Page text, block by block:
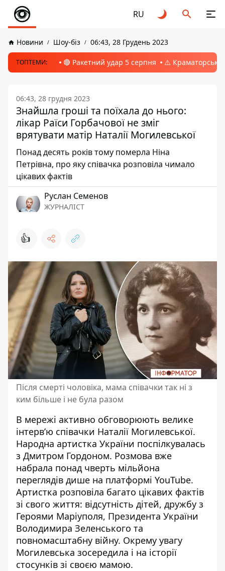
RU
Новини Шоу-біз 06:43, 28 Грудень 2023
ТОПТЕМИ: 🔴 Ракетний удар 5 серпня ⚠️ Краматорськ,
06:43, 28 грудня 2023
Знайшла гроші та поїхала до нього:
лікар Раїси Горбачової не зміг
врятувати матір Наталії Могилевської
Понад десять років тому померла Ніна
Петрівна, про яку співачка розповіла чимало
цікавих фактів
Руслан Семенов
ЖУРНАЛІСТ
👍
Після смерті чоловіка, мама співачки так ні з
ким більше і не була разом
В мережі активно обговорюють велике
інтерв’ю співачки Наталії Могилевської.
Народна артистка України поспілкувалась
з Дмитром Гордоном. Розмова вже
набрала понад чверть мільйона
переглядів дише на платформі YouTube.
Артистка розповіла багато цікавих фактів
зі свого життя: відсутність дітей, дружбу з
Героями Маріуполя, Президента України
Володимира Зеленського та
повномасштабну війну. Окрему увагу
Могилевська зосередила і на історії
стосунків зі своєю мамою.